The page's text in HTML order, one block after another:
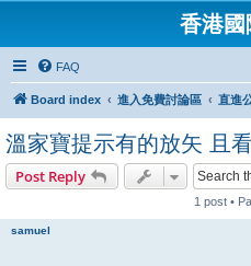
香港國
FAQ
Board index 進入免費討論區 直進
溫家寶提示有的放矢 且
Post Reply
1 post •
samuel